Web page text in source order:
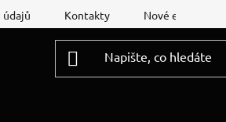
údajů Kontakty Nové